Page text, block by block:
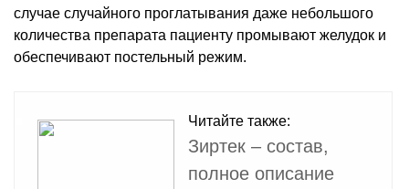
случае случайного проглатывания даже небольшого
количества препарата пациенту промывают желудок и
обеспечивают постельный режим.
Читайте также:
Зиртек – состав,
полное описание